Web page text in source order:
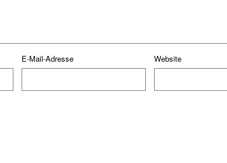
E-Mail-Adresse Website